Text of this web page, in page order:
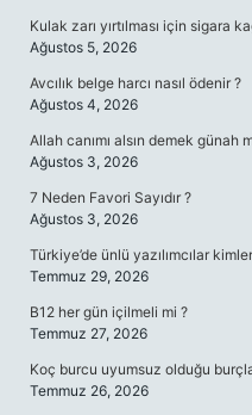
Kulak zarı yırtılması için sigara
Ağustos 5, 2026
Avcılık belge harcı nasıl ödenir ?
Ağustos 4, 2026
Allah canımı alsın demek günah
Ağustos 3, 2026
7 Neden Favori Sayıdır ?
Ağustos 3, 2026
Türkiye’de ünlü yazılımcılar
Temmuz 29, 2026
B12 her gün içilmeli mi ?
Temmuz 27, 2026
Koç burcu uyumsuz olduğu
Temmuz 26, 2026